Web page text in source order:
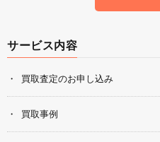
サービス内容
買取査定のお申し込み
買取事例